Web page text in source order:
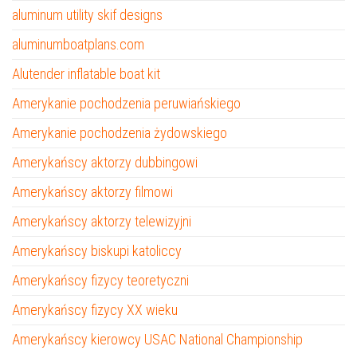
aluminum utility skif designs
aluminumboatplans.com
Alutender inflatable boat kit
Amerykanie pochodzenia peruwiańskiego
Amerykanie pochodzenia żydowskiego
Amerykańscy aktorzy dubbingowi
Amerykańscy aktorzy filmowi
Amerykańscy aktorzy telewizyjni
Amerykańscy biskupi katoliccy
Amerykańscy fizycy teoretyczni
Amerykańscy fizycy XX wieku
Amerykańscy kierowcy USAC National Championship